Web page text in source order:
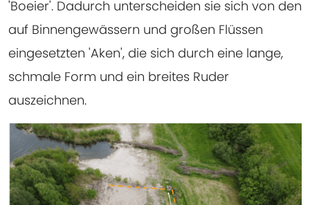
'Boeier'. Dadurch unterscheiden sie sich von den
auf Binnengewässern und großen Flüssen
eingesetzten 'Aken', die sich durch eine lange,
schmale Form und ein breites Ruder
auszeichnen.